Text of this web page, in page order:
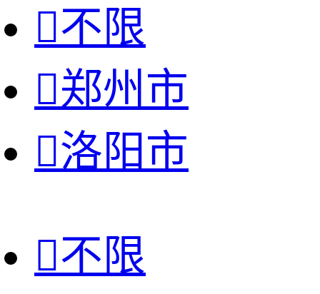
不限
郑州市
洛阳市
不限